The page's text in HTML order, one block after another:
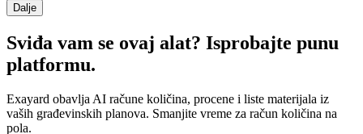
Dalje
Sviđa vam se ovaj alat? Isprobajte punu
platformu.
Exayard obavlja AI račune količina, procene i liste materijala iz
vaših građevinskih planova. Smanjite vreme za račun količina na
pola.